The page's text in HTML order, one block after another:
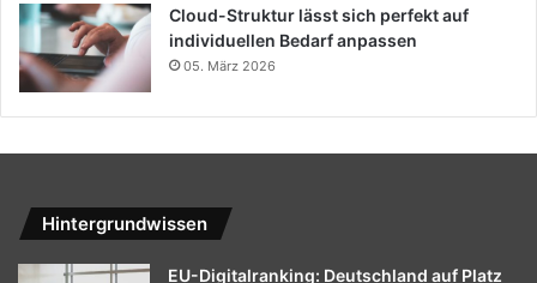
Cloud-Struktur lässt sich perfekt auf
individuellen Bedarf anpassen
05. März 2026
Hintergrundwissen
EU-Digitalranking: Deutschland auf Platz